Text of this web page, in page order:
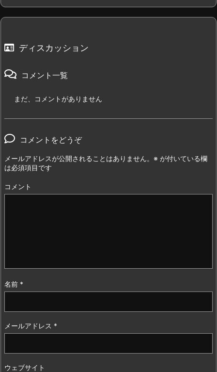
ディスカッション
コメント一覧
まだ、コメントがありません
コメントをどうぞ
メールアドレスが公開されることはありません。 ※ が付いている欄
は必須項目です
コメント
名前 *
メールアドレス *
ウェブサイト